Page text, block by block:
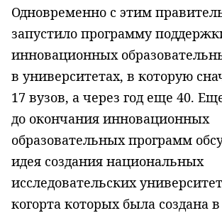
Одновременно с этим
запустило программу
инновационных
в университетах, в которую
17 вузов, а через год еще 40.
до окончания инновационных
образовательных программ
идея создания национальных
исследовательских
когорта которых была создана в